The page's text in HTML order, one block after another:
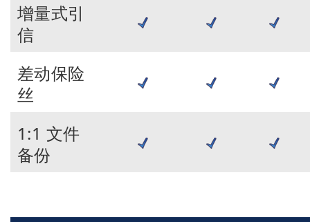
增量式引
信
差动保险
丝
1:1 文件
备份